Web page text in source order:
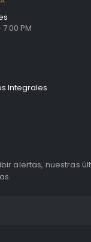
PM
Integrales
alertas, nuestras